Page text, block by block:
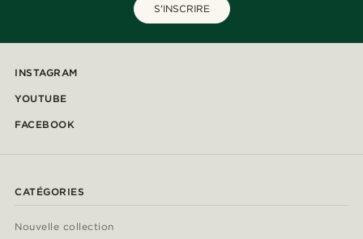
S'INSCRIRE
INSTAGRAM
YOUTUBE
FACEBOOK
CATÉGORIES
Nouvelle collection